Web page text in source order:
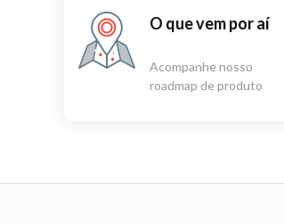
O que vem por aí
Acompanhe nosso
roadmap de produto